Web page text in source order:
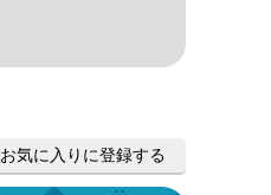
お気に入りに登録する